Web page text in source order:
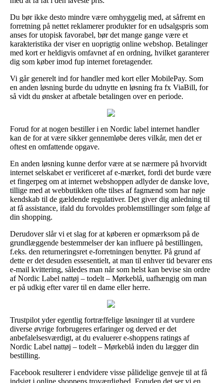
Du bør ikke desto mindre være omhyggelig med, at såfremt en
forretning på nettet reklamerer produkter for en udsalgspris som
anses for utopisk favorabel, bør det mange gange være et
karakteristika der viser en uoprigtig online webshop. Betalinger
med kort er heldigvis omfavnet af en ordning, hvilket garanterer
dig som køber imod fup internet foretagender.
Vi går generelt ind for handler med kort eller MobilePay. Som
en anden løsning burde du udnytte en løsning fra fx ViaBill, for
så vidt du ønsker at afbetale betalingen over en periode.
Forud for at nogen bestiller i en Nordic label internet handler
kan de for at være sikker gennemløbe deres vilkår, men det er
oftest en omfattende opgave.
En anden løsning kunne derfor være at se nærmere på hvorvidt
internet selskabet er verificeret af e-mærket, fordi det burde være
et fingerpeg om at internet webshoppen adlyder de danske love,
tillige med at webbutikken ofte tilses af fagmænd som har nøje
kendskab til de gældende regulativer. Det giver dig anledning til
at få assistance, ifald du forvoldes problemstillinger som følge af
din shopping.
Derudover slår vi et slag for at køberen er opmærksom på de
grundlæggende bestemmelser der kan influere på bestillingen,
f.eks. den returneringsret e-forretningen benytter. På grund af
dette er det desuden essesentielt, at man til enhver tid bevarer ens
e-mail kvittering, således man når som helst kan bevise sin ordre
af Nordic Label nattøj – todelt – Mørkeblå, uafhængig om man
er på udkig efter varer til en dame eller herre.
Trustpilot yder egentlig fortræffelige løsninger til at vurdere
diverse øvrige forbrugeres erfaringer og derved er det
anbefalelsesværdigt, at du evaluerer e-shoppens ratings af
Nordic Label nattøj – todelt – Mørkeblå inden du lægger din
bestilling.
Facebook resulterer i endvidere visse pålidelige genveje til at få
indsigt i online shoppens troværdighed. Foruden det ser vi en